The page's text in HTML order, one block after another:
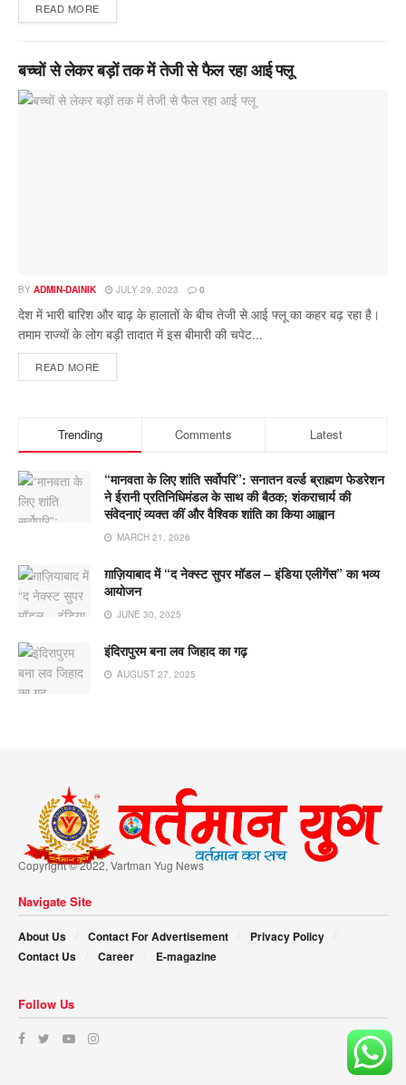
READ MORE
बच्चों से लेकर बड़ों तक में तेजी से फैल रहा आई फ्लू
BY ADMIN-DAINIK JULY 29, 2023 0
देश में भारी बारिश और बाढ़ के हालातों के बीच तेजी से आई फ्लू का कहर बढ़ रहा है।
तमाम राज्यों के लोग बड़ी तादात में इस बीमारी की चपेट...
READ MORE
Trending Comments Latest
“मानवता के लिए शांति सर्वोपरि”: सनातन वर्ल्ड ब्राह्मण फेडरेशन
ने ईरानी प्रतिनिधिमंडल के साथ की बैठक; शंकराचार्य की
संवेदनाएं व्यक्त कीं और वैश्विक शांति का किया आह्वान
MARCH 21, 2026
ग़ाज़ियाबाद में “द नेक्स्ट सुपर मॉडल – इंडिया एलीगेंस” का भव्य
आयोजन
JUNE 30, 2025
इंदिरापुरम बना लव जिहाद का गढ़
AUGUST 27, 2025
Copyright © 2022, Vartman Yug News
Navigate Site
About Us Contact For Advertisement
Privacy Policy
Contact Us
Career E-magazine
Follow Us